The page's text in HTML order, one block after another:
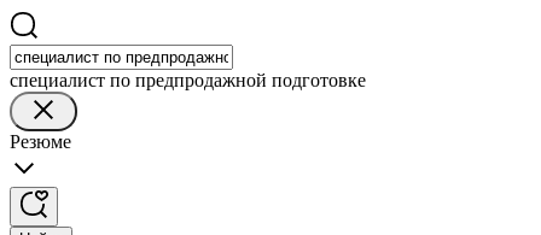
специалист по предпродажной подготовке
Резюме